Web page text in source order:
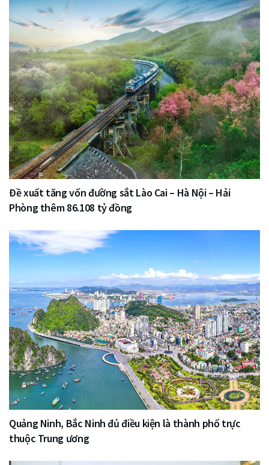
Đề xuất tăng vốn đường sắt Lào Cai – Hà Nội – Hải
Phòng thêm 86.108 tỷ đồng
Quảng Ninh, Bắc Ninh đủ điều kiện là thành phố trực
thuộc Trung ương